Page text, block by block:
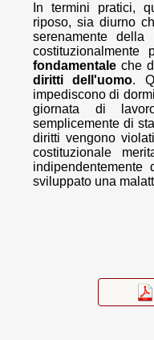
In termini pratici,
riposo, sia diurno
serenamente della
fondamentale che
diritti dell'uomo.
impediscono di
giornata di
semplicemente di
diritti vengono
costituzionale
sviluppato una